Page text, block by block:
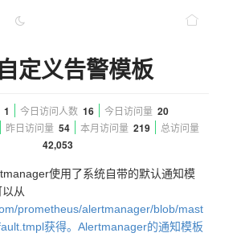
定义告警模板
1 今日访问人数 16 今日访问量 20
昨日访问量 54 本月访问量 219 总访问量
42,053
使用了系统自带的默认通知模
从
prometheus/alertmanager/blob/mast
获得。Alertmanager的通知模板